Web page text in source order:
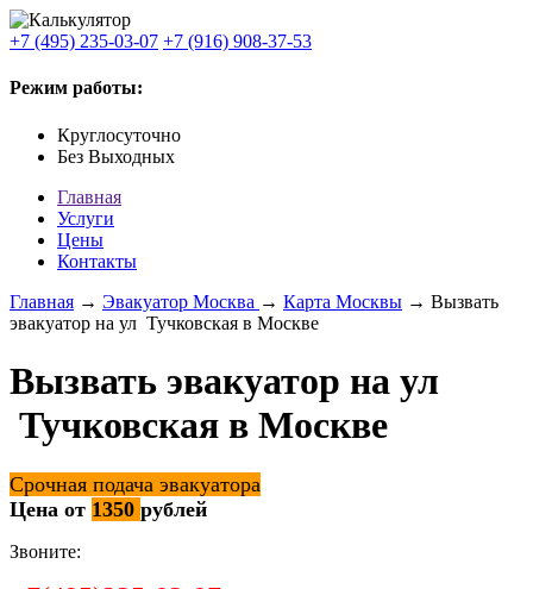
+7 (495) 235-03-07 +7 (916) 908-37-53
Режим работы:
Круглосуточно
Без Выходных
Главная
Услуги
Цены
Контакты
Главная → Эвакуатор Москва → Карта Москвы → Вызвать
эвакуатор на ул Тучковская в Москве
Вызвать эвакуатор на ул
Тучковская в Москве
Срочная подача эвакуатора
Цена от 1350 рублей
Звоните: